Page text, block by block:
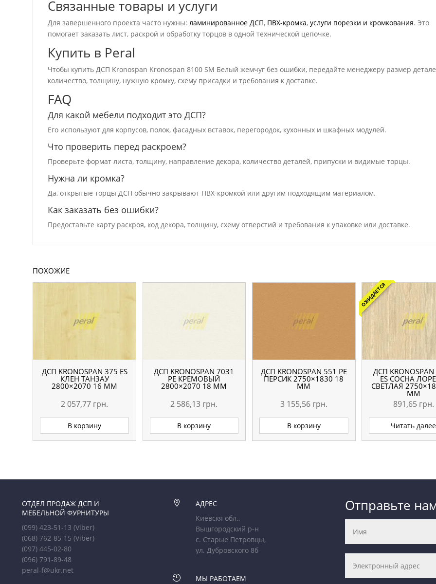
Связанные товары и услуги
Для завершенного проекта часто нужны:ламинированное ДСП, ПВХ-кромка,услуги порезки и кромкования. Это
помогает заказать лист, раскрой и обработку торцов в одной технической цепочке.
Купить в Peral
Чтобы купить ДСП Kronospan Kronospan 8100 SM Белый жемчуг без ошибки, передайте менеджеру размер
количество, толщину, нужную кромку, схему присадки и требования к доставке.
FAQ
Для какой мебели подходит это ДСП?
Его используют для корпусов, полок, фасадных вставок, перегородок, кухонных и шкафных модулей.
Что проверить перед раскроем?
Проверьте формат листа, толщину, направление декора, количество деталей, припуски и видимые торцы.
Нужна ли кромка?
Да, открытые торцы ДСП обычно закрывают ПВХ-кромкой или другим подходящим материалом.
Как заказать без ошибки?
Предоставьте карту раскроя, код декора, толщину, схему отверстий и требования к упаковке или доставке.
ПОХОЖИЕ
ДСП KRONOSPAN 375 ES
КЛЕН ТАНЗАУ
2800×2070 16 ММ
2 057,77 грн.
В корзину
ДСП KRONOSPAN 7031
РЕ КРЕМОВЫЙ
2800×2070 18 ММ
2 586,13 грн.
В корзину
ДСП KRONOSPAN 551 РЕ
ПЕРСИК 2750×1830 18
ММ
3 155,56 грн.
В корзину
ОЖИДАЕТСЯ
ДСП
ES СОСНА
СВЕТЛАЯ
ММ
891,65 грн.
Читать далее
ОТДЕЛ ПРОДАЖ ДСП И
МЕБЕЛЬНОЙ ФУРНИТУРЫ
(099) 423-51-13(Viber)
(068) 762-85-15(Viber)
(097) 445-02-80
(096) 791-89-48
peral-f@ukr.net

АДРЕС
Киевскя обл.,
Вышгородский р-н
с. Старые Петровцы,
ул. Дубровского 8б
 МЫ РАБОТАЕМ
Отправьте